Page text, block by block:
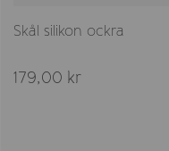
Skål silikon ockra
179,00 kr